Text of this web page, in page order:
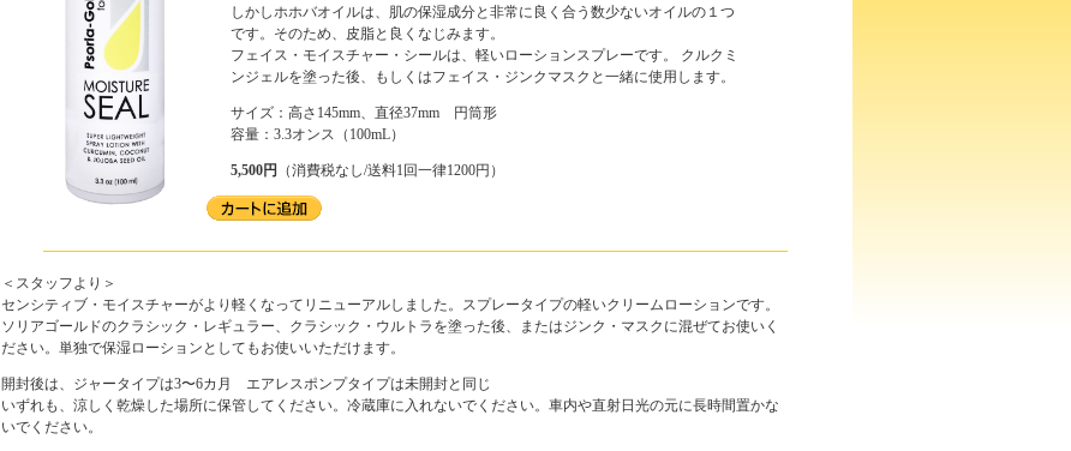
しかしホホバオイルは、肌の保湿成分と非常に良く合う数少ないオイルの１つ
です。そのため、皮脂と良くなじみます。
フェイス・モイスチャー・シールは、軽いローションスプレーです。 クルクミ
ンジェルを塗った後、もしくはフェイス・ジンクマスクと一緒に使用します。
サイズ：高さ145mm、直径37mm 円筒形
容量：3.3オンス（100mL）
5,500円 （消費税なし/送料1回一律1200円）
＜スタッフより＞
センシティブ・モイスチャーがより軽くなってリニューアルしました。スプレータイプの軽いクリームローションです。
ソリアゴールドのクラシック・レギュラー、クラシック・ウルトラを塗った後、またはジンク・マスクに混ぜてお使いく
ださい。単独で保湿ローションとしてもお使いいただけます。
開封後は、ジャータイプは3〜6カ月 エアレスポンプタイプは未開封と同じ
いずれも、涼しく乾燥した場所に保管してください。冷蔵庫に入れないでください。車内や直射日光の元に長時間置かな
いでください。